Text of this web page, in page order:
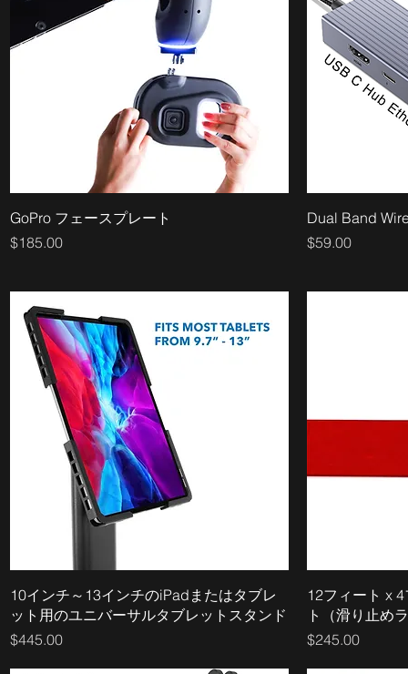
GoPro フェースプレート
価格
$185.00
Dual Band
価格
$59.00
10インチ～13インチのiPadまたはタブレ
ット用のユニバーサルタブレットスタンド
価格
$445.00
12フィート x
ト（滑り止め
価格
$245.00